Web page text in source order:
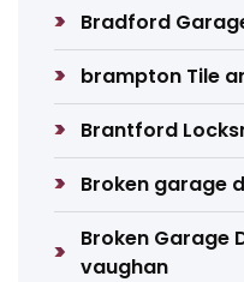
Bradford
brampton Tile
Brantford
Broken garage
Broken Garage
vaughan